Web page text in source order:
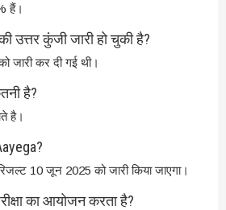
हैं।
उत्तर कुंजी जारी हो चुकी है?
जारी कर दी गई थी।
है?
है।
रिजल्ट 10 जून 2025 को जारी किया जाएगा।
का आयोजन करता है?